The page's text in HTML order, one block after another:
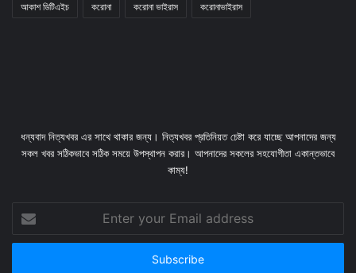
আকাশ ডিটিএইচ করোনা করোনা ভাইরাস করোনাভাইরাস
ধন্যবাদ নিত্যখবর এর সাথে থাকার জন্য। নিত্যখবর প্রতিনিয়ত চেষ্টা করে যাচ্ছে আপনাদের জন্য
সকল খবর সঠিকভাবে সঠিক সময়ে উপস্থাপন করার। আপনাদের সকলের সহযোগীতা একান্তভাবে
কাম্য!
Enter
your
Email